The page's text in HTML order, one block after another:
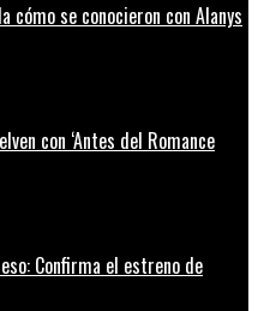
cómo se conocieron con Alanys
con ‘Antes del Romance
Confirma el estreno de